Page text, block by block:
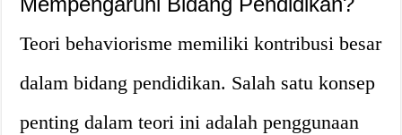
Teori behaviorisme memiliki kontribusi besar
dalam bidang pendidikan. Salah satu konsep
penting dalam teori ini adalah penggunaan